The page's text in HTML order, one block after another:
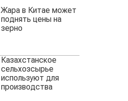
Жара в Китае может
поднять цены на
зерно
Казахстанское
сельхозсырье
используют для
производства